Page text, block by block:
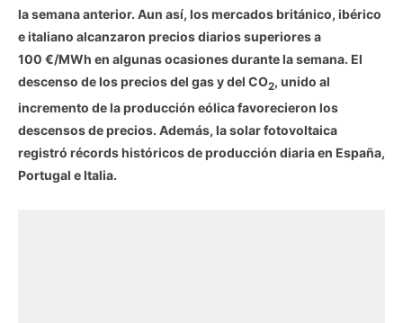
la semana anterior. Aun así, los mercados británico, ibérico
e italiano alcanzaron precios diarios superiores a
100 €/MWh en algunas ocasiones durante la semana. El
descenso de los precios del gas y del CO2, unido al
incremento de la producción eólica favorecieron los
descensos de precios. Además, la solar fotovoltaica
registró récords históricos de producción diaria en España,
Portugal e Italia.